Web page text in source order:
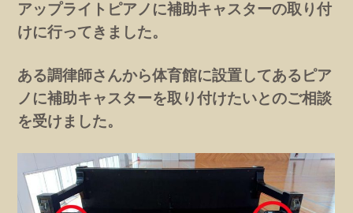
アップライトピアノに補助キャスターの取り付
けに行ってきました。
ある調律師さんから体育館に設置してあるピア
ノに補助キャスターを取り付けたいとのご相談
を受けました。